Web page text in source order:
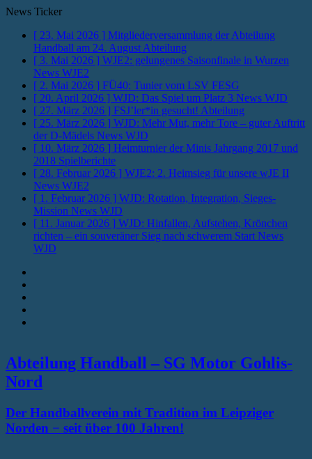
News Ticker
[ 23. Mai 2026 ] Mitgliederversammlung der Abteilung
Handball am 24. August Abteilung
[ 3. Mai 2026 ] WJE2: gelungenes Saisonfinale in Wurzen
News WJE2
[ 2. Mai 2026 ] FÜ40: Tunier vom LSV FESG
[ 20. April 2026 ] WJD: Das Spiel um Platz 3 News WJD
[ 27. März 2026 ] FSJ’ler*in gesucht! Abteilung
[ 25. März 2026 ] WJD: Mehr Mut, mehr Tore – guter Auftritt
der D-Mädels News WJD
[ 10. März 2026 ] Heimturnier der Minis Jahrgang 2017 und
2018 Spielberichte
[ 28. Februar 2026 ] WJE2: 2. Heimsieg für unsere wJE II
News WJE2
[ 1. Februar 2026 ] WJD: Rotation, Integration, Sieges-
Mission News WJD
[ 11. Januar 2026 ] WJD: Hinfallen, Aufstehen, Krönchen
richten – ein souveräner Sieg nach schwerem Start News
WJD
Abteilung Handball – SG Motor Gohlis-
Nord
Der Handballverein mit Tradition im Leipziger
Norden − seit über 100 Jahren!